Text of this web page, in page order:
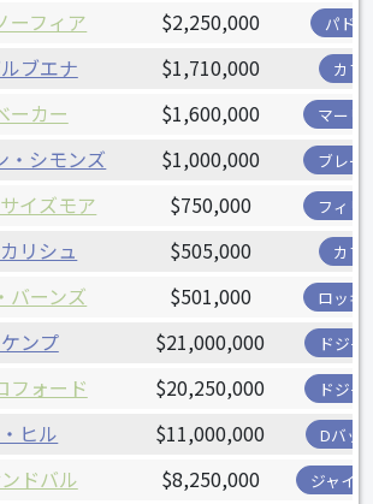
ーフィア $2,250,000 パド
ブエナ $1,710,000 カブ
ーカー $1,600,000 マーリ
・シモンズ $1,000,000 ブレー
イズモア $750,000 フィリ
リシュ $505,000 カブ
バーンズ $501,000 ロッキ
ンプ $21,000,000 ドジャ
フォード $20,250,000 ドジャ
ヒル $11,000,000 Dバッ
ドバル $8,250,000 ジャイ